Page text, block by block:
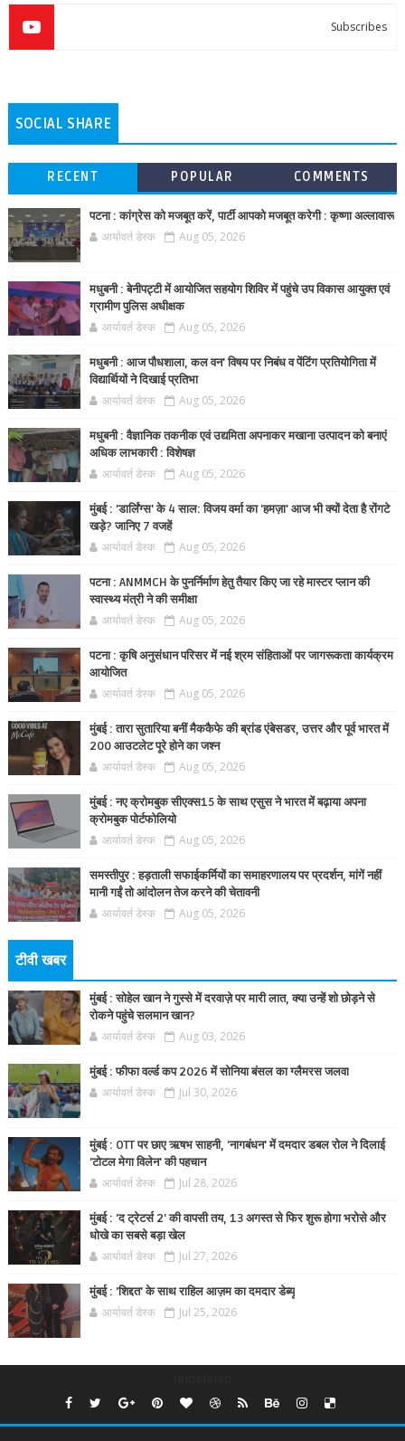
Subscribes
SOCIAL SHARE
RECENT POPULAR COMMENTS
पटना : कांग्रेस को मजबूत करें, पार्टी आपको मजबूत करेगी : कृष्णा अल्लावारू
आर्यावर्त डेस्क Aug 05, 2026
मधुबनी : बेनीपट्टी में आयोजित सहयोग शिविर में पहुंचे उप विकास आयुक्त एवं
ग्रामीण पुलिस अधीक्षक
आर्यावर्त डेस्क Aug 05, 2026
मधुबनी : आज पौधशाला, कल वन' विषय पर निबंध व पेंटिंग प्रतियोगिता में
विद्यार्थियों ने दिखाई प्रतिभा
आर्यावर्त डेस्क Aug 05, 2026
मधुबनी : वैज्ञानिक तकनीक एवं उद्यमिता अपनाकर मखाना उत्पादन को बनाएं
अधिक लाभकारी : विशेषज्ञ
आर्यावर्त डेस्क Aug 05, 2026
मुंबई : 'डार्लिंग्स' के 4 साल: विजय वर्मा का 'हमज़ा' आज भी क्यों देता है रोंगटे
खड़े? जानिए 7 वजहें
आर्यावर्त डेस्क Aug 05, 2026
पटना : ANMMCH के पुनर्निर्माण हेतु तैयार किए जा रहे मास्टर प्लान की
स्वास्थ्य मंत्री ने की समीक्षा
आर्यावर्त डेस्क Aug 05, 2026
पटना : कृषि अनुसंधान परिसर में नई श्रम संहिताओं पर जागरूकता कार्यक्रम
आयोजित
आर्यावर्त डेस्क Aug 05, 2026
मुंबई : तारा सुतारिया बनीं मैककैफे की ब्रांड एंबेसडर, उत्तर और पूर्व भारत में
200 आउटलेट पूरे होने का जश्न
आर्यावर्त डेस्क Aug 05, 2026
मुंबई : नए क्रोमबुक सीएक्स15 के साथ एसुस ने भारत में बढ़ाया अपना
क्रोमबुक पोर्टफोलियो
आर्यावर्त डेस्क Aug 05, 2026
समस्तीपुर : हड़ताली सफाईकर्मियों का समाहरणालय पर प्रदर्शन, मांगें नहीं
मानी गईं तो आंदोलन तेज करने की चेतावनी
आर्यावर्त डेस्क Aug 05, 2026
टीवी खबर
मुंबई : सोहेल खान ने गुस्से में दरवाज़े पर मारी लात, क्या उन्हें शो छोड़ने से
रोकने पहुंचे सलमान खान?
आर्यावर्त डेस्क Aug 03, 2026
मुंबई : फीफा वर्ल्ड कप 2026 में सोनिया बंसल का ग्लैमरस जलवा
आर्यावर्त डेस्क Jul 30, 2026
मुंबई : OTT पर छाए ऋषभ साहनी, 'नागबंधन' में दमदार डबल रोल ने दिलाई
'टोटल मेगा विलेन' की पहचान
आर्यावर्त डेस्क Jul 28, 2026
मुंबई : 'द ट्रेटर्स 2' की वापसी तय, 13 अगस्त से फिर शुरू होगा भरोसे और
धोखे का सबसे बड़ा खेल
आर्यावर्त डेस्क Jul 27, 2026
मुंबई : 'शिद्दत' के साथ राहिल आज़म का दमदार डेब्यू
आर्यावर्त डेस्क Jul 25, 2026